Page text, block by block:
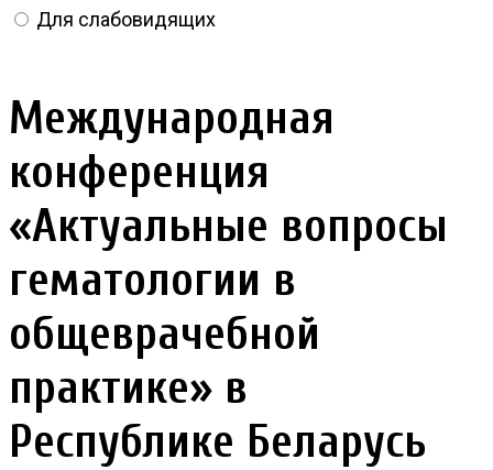
Для слабовидящих
Международная
конференция
«Актуальные вопросы
гематологии в
общеврачебной
практике» в
Республике Беларусь